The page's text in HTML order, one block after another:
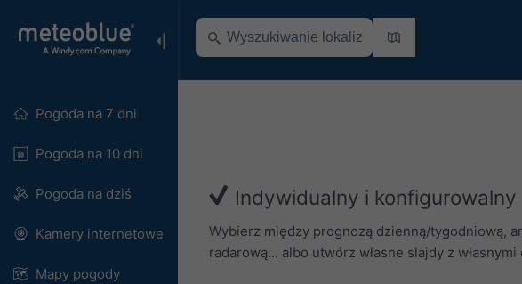
Pogoda na 7 dni
Pogoda na 10 dni
Pogoda na dziś
Kamery internetowe
Mapy pogody
Indywidualny i konfigurowalny
Wybierz między prognozą dzienną/tygodniową,
radarową... albo utwórz własne slajdy z